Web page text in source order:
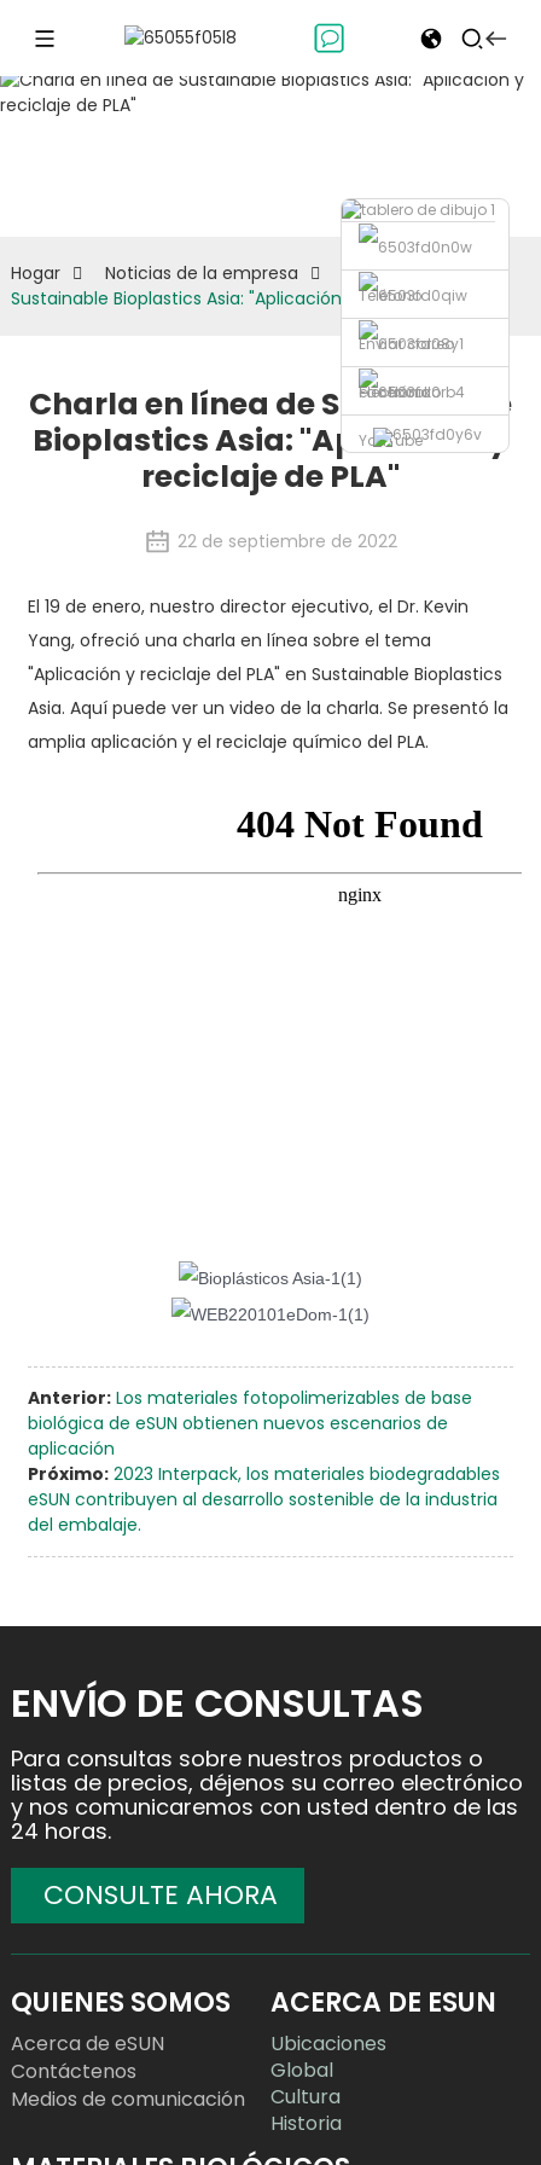
Teléfono
Enviar correo
electrónico
Facebook
YouTube
la empresa
Hogar Noticias de la empresa
Charla en línea de
Sustainable Bioplastics Asia: "Aplicación y reciclaje de PLA"
Charla en línea de Sustainable
Bioplastics Asia: "Aplicación y
reciclaje de PLA"
22 de septiembre de 2022
El 19 de enero, nuestro director ejecutivo, el Dr. Kevin
Yang, ofreció una charla en línea sobre el tema
"Aplicación y reciclaje del PLA" en Sustainable Bioplastics
Asia. Aquí puede ver un video de la charla. Se presentó la
amplia aplicación y el reciclaje químico del PLA.
Anterior: Los materiales fotopolimerizables de base
biológica de eSUN obtienen nuevos escenarios de
aplicación
Próximo: 2023 Interpack, los materiales biodegradables
eSUN contribuyen al desarrollo sostenible de la industria
del embalaje.
ENVÍO DE CONSULTAS
Para consultas sobre nuestros productos o
listas de precios, déjenos su correo electrónico
y nos comunicaremos con usted dentro de las
24 horas.
CONSULTE AHORA
QUIENES SOMOS
Acerca de eSUN
Contáctenos
Medios de comunicación
ACERCA DE ESUN
Ubicaciones
Global
Cultura
Historia